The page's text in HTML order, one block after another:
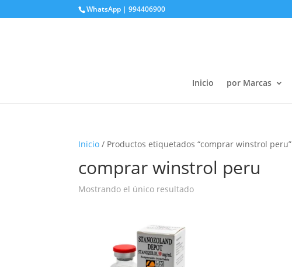
WhatsApp | 994406900
Inicio por Marcas
Inicio / Productos etiquetados “comprar winstrol peru”
comprar winstrol peru
Mostrando el único resultado